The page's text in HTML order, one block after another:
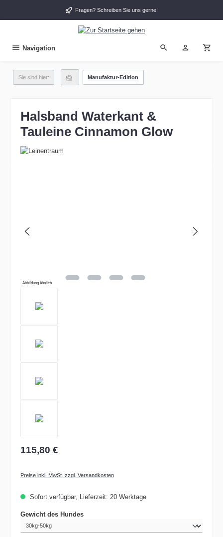
Fragen? Schreiben Sie uns gerne!
Navigation
Sie sind hier: Manufaktur-Edition
Halsband Waterkant &
Tauleine Cinnamon Glow
Abbildung ähnlich
115,80 €
Preise inkl. MwSt. zzgl. Versandkosten
Sofort verfügbar, Lieferzeit: 20 Werktage
Gewicht des Hundesauswählen